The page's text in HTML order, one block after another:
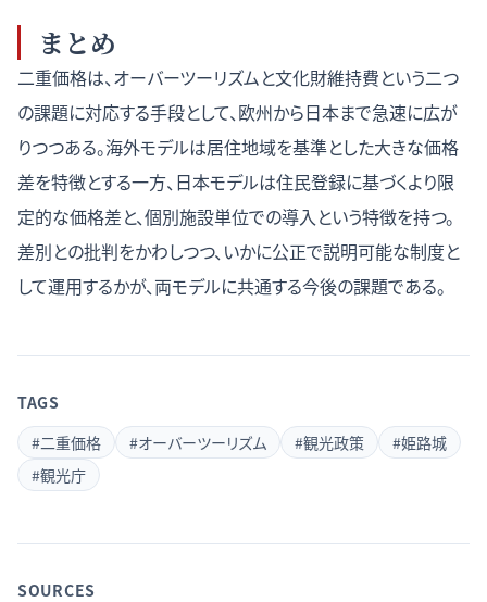
まとめ
二重価格は、オーバーツーリズムと文化財維持費という二つ
の課題に対応する手段として、欧州から日本まで急速に広が
りつつある。海外モデルは居住地域を基準とした大きな価格
差を特徴とする一方、日本モデルは住民登録に基づくより限
定的な価格差と、個別施設単位での導入という特徴を持つ。
差別との批判をかわしつつ、いかに公正で説明可能な制度と
して運用するかが、両モデルに共通する今後の課題である。
TAGS
#二重価格 #オーバーツーリズム #観光政策 #姫路城
#観光庁
SOURCES